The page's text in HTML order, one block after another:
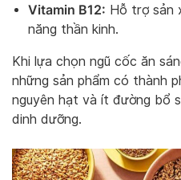
Vitamin B12: Hỗ trợ sản
năng thần kinh.
Khi lựa chọn ngũ cốc ăn
những sản phẩm có thành
nguyên hạt và ít đường bổ
dinh dưỡng.